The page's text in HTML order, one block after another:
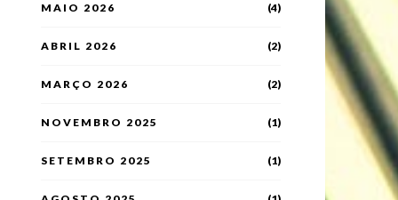
MAIO 2026 (4)
ABRIL 2026 (2)
MARÇO 2026 (2)
NOVEMBRO 2025 (1)
SETEMBRO 2025 (1)